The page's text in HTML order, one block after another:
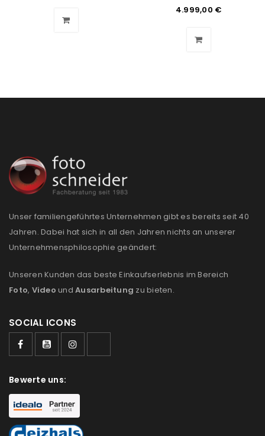
Angemeldet bleiben
Ein Link zum Erstellen eines neuen Passworts wird an
deine E-Mail-Adresse gesendet.
Please select all the ways you would like to hear from
us
Ich stimme zu
akzeptiere die
REGISTRIEREN
4.999,00 €
Unser familiengeführtes Unternehmen gibt es bereits seit 40
Jahren. Dabei hat sich in all den Jahren nichts an unserer
Unternehmensphilosophie geändert:
Unseren Kunden das beste Einkaufserlebnis im Bereich
Foto, Video und Ausarbeitung zu bieten.
SOCIAL ICONS
Bewerte uns: